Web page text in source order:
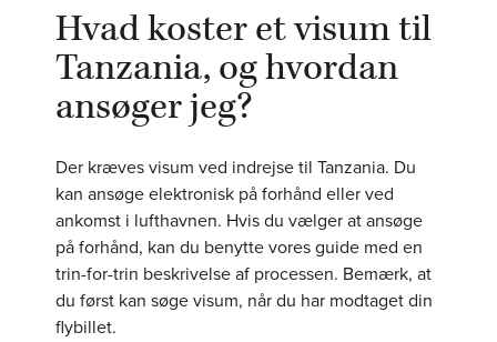
Hvad koster et visum til
Tanzania, og hvordan
ansøger jeg?
Der kræves visum ved indrejse til Tanzania. Du
kan ansøge elektronisk på forhånd eller ved
ankomst i lufthavnen. Hvis du vælger at ansøge
på forhånd, kan du benytte vores guide med en
trin-for-trin beskrivelse af processen. Bemærk, at
du først kan søge visum, når du har modtaget din
flybillet.